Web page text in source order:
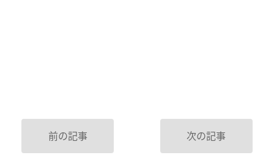
前の記事 次の記事